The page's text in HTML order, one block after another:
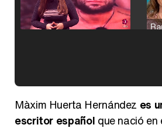
Màxim Huerta Hernández es
escritor español que nació en